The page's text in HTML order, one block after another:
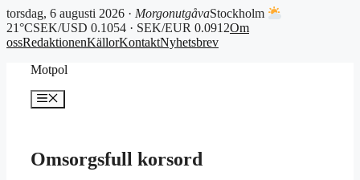
torsdag, 6 augusti 2026 · MorgonutgåvaStockholm
21°CSEK/USD 0.1054 · SEK/EUR 0.0912Om
ossRedaktionenKällorKontaktNyhetsbrev
Motpol
Meny
Omsorgsfull korsord